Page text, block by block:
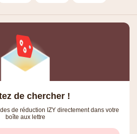
de chercher !
de réduction IZY directement dans votre
boîte aux lettre